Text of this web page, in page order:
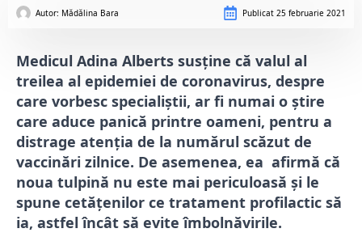
Autor: Mădălina Bara Publicat 25 februarie 2021
Medicul Adina Alberts susţine că valul al
treilea al epidemiei de coronavirus, despre
care vorbesc specialiştii, ar fi numai o ştire
care aduce panică printre oameni, pentru a
distrage atenția de la numărul scăzut de
vaccinări zilnice. De asemenea, ea afirmă că
noua tulpină nu este mai periculoasă și le
spune cetățenilor ce tratament profilactic să
ia, astfel încât să evite îmbolnăvirile.